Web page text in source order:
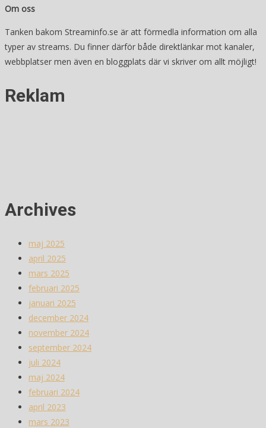
Om oss
Tanken bakom Streaminfo.se är att förmedla information om alla
typer av streams. Du finner därför både direktlänkar mot kanaler,
webbplatser men även en bloggplats där vi skriver om allt möjligt!
Reklam
Archives
maj 2025
april 2025
mars 2025
februari 2025
januari 2025
december 2024
november 2024
september 2024
juli 2024
maj 2024
februari 2024
april 2023
mars 2023